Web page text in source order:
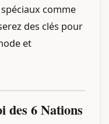
comme
des clés pour
et
des 6 Nations